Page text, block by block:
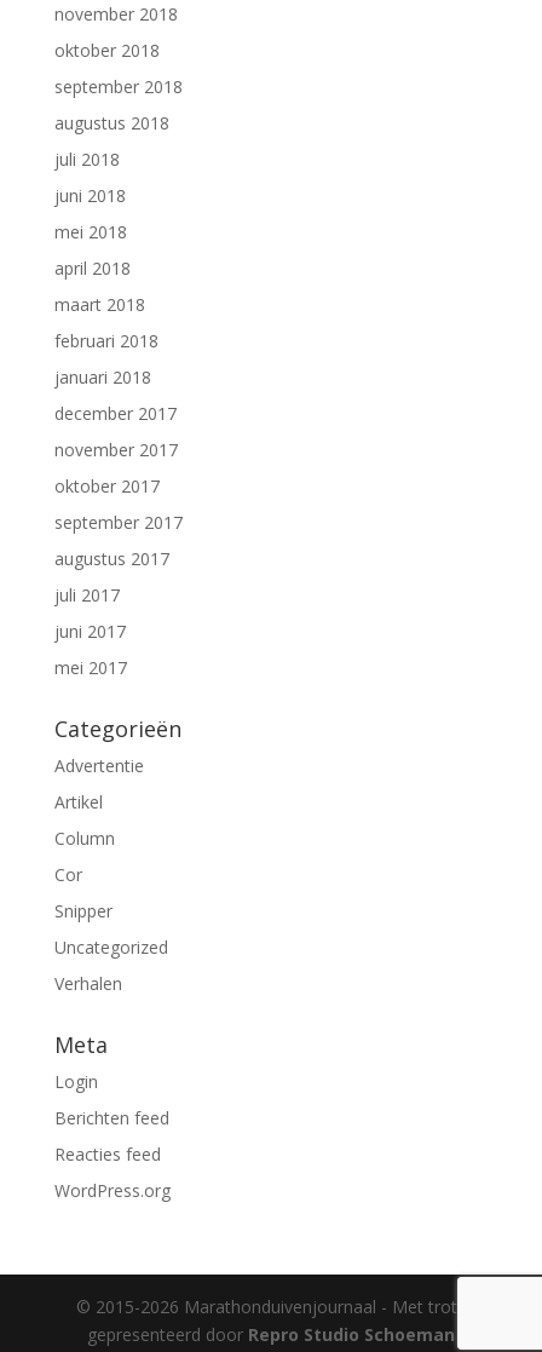
november 2018
oktober 2018
september 2018
augustus 2018
juli 2018
juni 2018
mei 2018
april 2018
maart 2018
februari 2018
januari 2018
december 2017
november 2017
oktober 2017
september 2017
augustus 2017
juli 2017
juni 2017
mei 2017
Categorieën
Advertentie
Artikel
Column
Cor
Snipper
Uncategorized
Verhalen
Meta
Login
Berichten feed
Reacties feed
WordPress.org
© 2015-2026 Marathonduivenjournaal - Met trots
gepresenteerd door Repro Studio Schoeman